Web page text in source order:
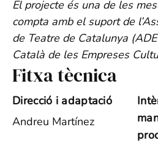
El projecte és una de les
compta amb el suport de
de Teatre de Catalunya
Català de les Empreses
Fitxa tècnica
Direcció i adaptació
Andreu Martínez